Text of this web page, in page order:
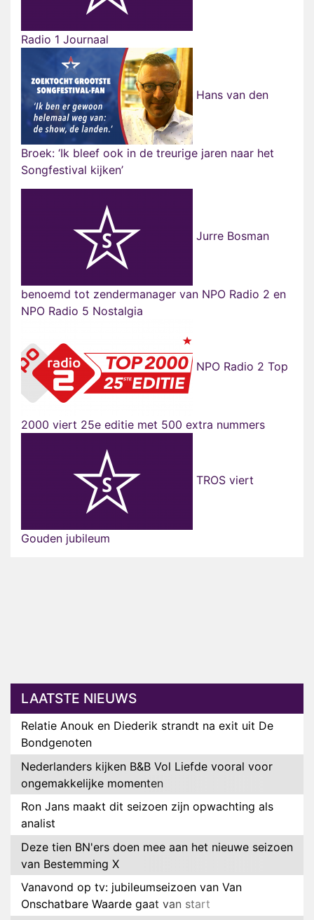
Radio 1 Journaal
Hans van den
Broek: ‘Ik bleef ook in de treurige jaren naar het
Songfestival kijken’
Jurre Bosman
benoemd tot zendermanager van NPO Radio 2 en
NPO Radio 5 Nostalgia
NPO Radio 2 Top
2000 viert 25e editie met 500 extra nummers
TROS viert
Gouden jubileum
LAATSTE NIEUWS
Relatie Anouk en Diederik strandt na exit uit De
Bondgenoten
Nederlanders kijken B&B Vol Liefde vooral voor
ongemakkelijke momenten
Ron Jans maakt dit seizoen zijn opwachting als
analist
Deze tien BN'ers doen mee aan het nieuwe seizoen
van Bestemming X
Vanavond op tv: jubileumseizoen van Van
Onschatbare Waarde gaat van start